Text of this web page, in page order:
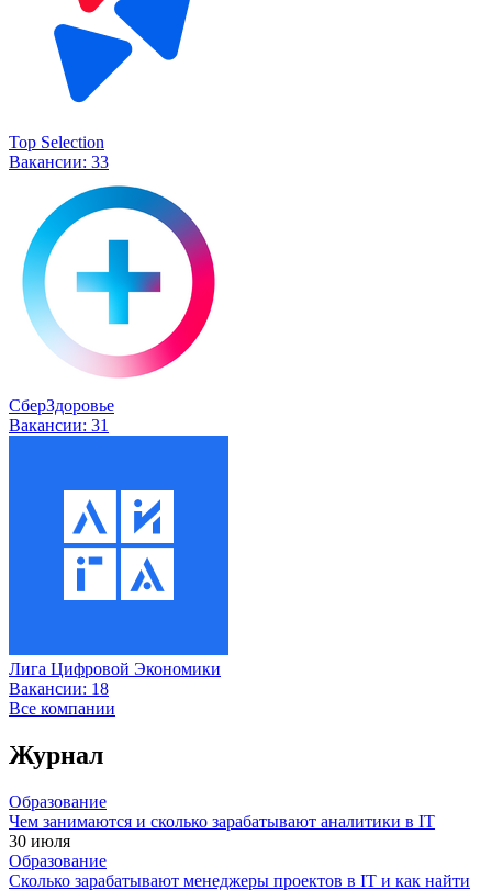
Top Selection
Вакансии: 33
СберЗдоровье
Вакансии: 31
Лига Цифровой Экономики
Вакансии: 18
Все компании
Журнал
Образование
Чем занимаются и сколько зарабатывают аналитики в IT
30 июля
Образование
Сколько зарабатывают менеджеры проектов в IT и как найти